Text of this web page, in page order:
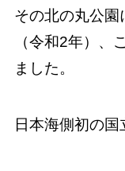
その北の丸公
（令和2年）、
ました。
日本海側初の国